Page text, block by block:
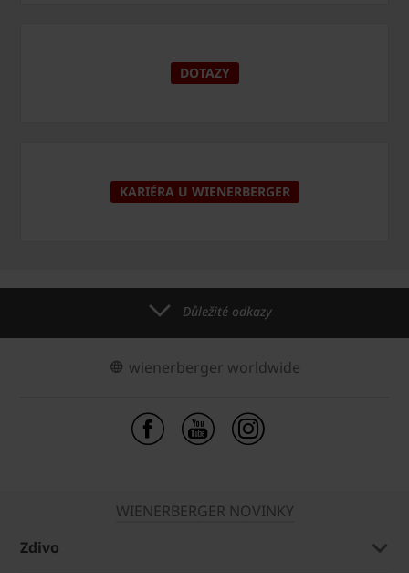
DOTAZY
KARIÉRA U WIENERBERGER
Důležité odkazy
wienerberger worldwide
WIENERBERGER NOVINKY
Zdivo